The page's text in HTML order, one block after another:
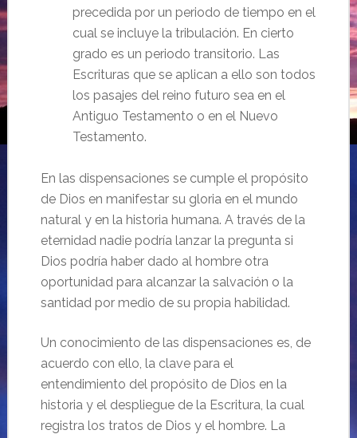
precedida por un periodo de tiempo en el
cual se incluye la tribulación. En cierto
grado es un periodo transitorio. Las
Escrituras que se aplican a ello son todos
los pasajes del reino futuro sea en el
Antiguo Testamento o en el Nuevo
Testamento.
En las dispensaciones se cumple el propósito
de Dios en manifestar su gloria en el mundo
natural y en la historia humana. A través de la
eternidad nadie podría lanzar la pregunta si
Dios podría haber dado al hombre otra
oportunidad para alcanzar la salvación o la
santidad por medio de su propia habilidad.
Un conocimiento de las dispensaciones es, de
acuerdo con ello, la clave para el
entendimiento del propósito de Dios en la
historia y el despliegue de la Escritura, la cual
registra los tratos de Dios y el hombre. La